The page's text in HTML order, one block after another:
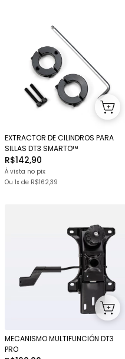
EXTRACTOR DE CILINDROS PARA
SILLAS DT3 SMARTO™
R$142,90
À vista no pix
Ou 1x de R$162,39
MECANISMO MULTIFUNCIÓN DT3
PRO